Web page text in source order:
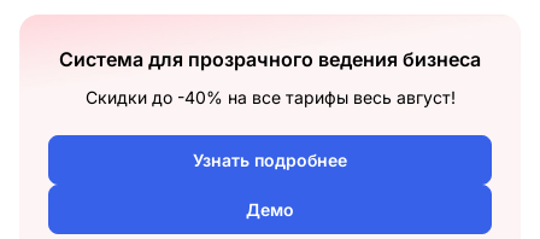
Система для прозрачного ведения бизнеса
Скидки до -40% на все тарифы весь август!
Узнать подробнее
Демо